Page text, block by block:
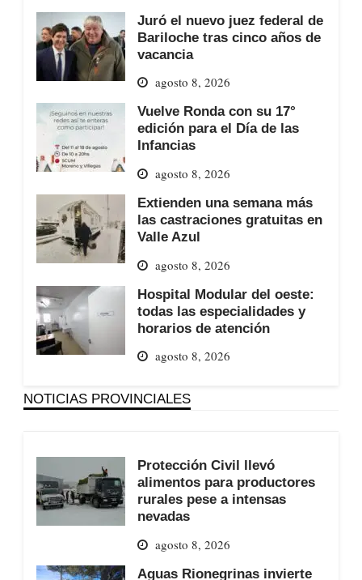
Juró el nuevo juez federal de
Bariloche tras cinco años de
vacancia
agosto 8, 2026
Vuelve Ronda con su 17°
edición para el Día de las
Infancias
agosto 8, 2026
Extienden una semana más
las castraciones gratuitas en
Valle Azul
agosto 8, 2026
Hospital Modular del oeste:
todas las especialidades y
horarios de atención
agosto 8, 2026
NOTICIAS PROVINCIALES
Protección Civil llevó
alimentos para productores
rurales pese a intensas
nevadas
agosto 8, 2026
Aguas Rionegrinas invierte